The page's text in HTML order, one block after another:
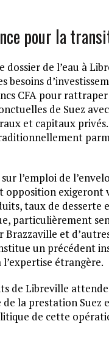
pour la
dossier de l’eau à
besoins
CFA pour
de Suez
et capitaux
l’emploi de
opposition exigeront
taux de desserte
particulièrement
Brazzaville et
un précédent
étrangère.
de Libreville
la prestation
de cette